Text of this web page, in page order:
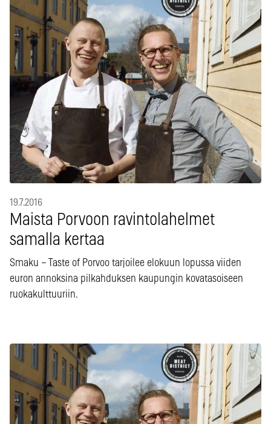
19.7.2016
Maista Porvoon ravintolahelmet
samalla kertaa
Smaku – Taste of Porvoo tarjoilee elokuun lopussa viiden
euron annoksina pilkahduksen kaupungin kovatasoiseen
ruokakulttuuriin.